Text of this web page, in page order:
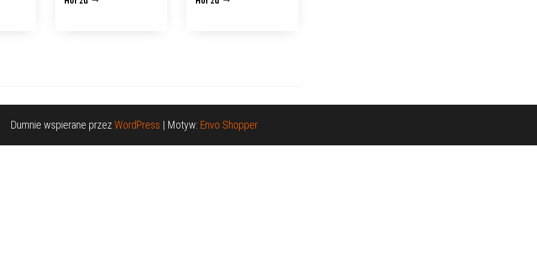
Dumnie wspierane przez WordPress | Motyw: Envo Shopper